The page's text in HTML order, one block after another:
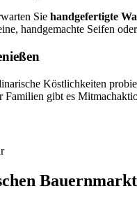
Sie handgefertigte
handgemachte Seifen
Köstlichkeiten
Familien gibt es
Bauernmarkt